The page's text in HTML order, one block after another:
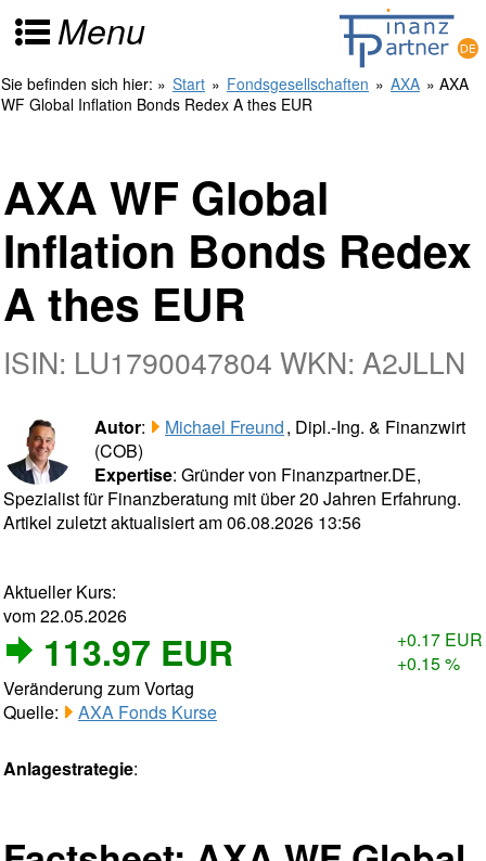
Menu
Sie befinden sich hier: » Start » Fondsgesellschaften » AXA » AXA
WF Global Inflation Bonds Redex A thes EUR
AXA WF Global
Inflation Bonds Redex
A thes EUR
ISIN: LU1790047804 WKN: A2JLLN
Autor: Michael Freund, Dipl.-Ing. & Finanzwirt
(COB)
Expertise: Gründer von Finanzpartner.DE,
Spezialist für Finanzberatung mit über 20 Jahren Erfahrung.
Artikel zuletzt aktualisiert am 06.08.2026 13:56
Aktueller Kurs:
vom 22.05.2026
113.97 EUR
+0.17 EUR
+0.15 %
Veränderung zum Vortag
Quelle:
AXA Fonds Kurse
Anlagestrategie: